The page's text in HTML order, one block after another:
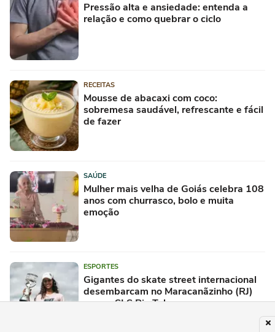
Pressão alta e ansiedade: entenda a
relação e como quebrar o ciclo
RECEITAS
Mousse de abacaxi com coco:
sobremesa saudável, refrescante e fácil
de fazer
SAÚDE
Mulher mais velha de Goiás celebra 108
anos com churrasco, bolo e muita
emoção
ESPORTES
Gigantes do skate street internacional
desembarcam no Maracanãzinho (RJ)
para o SLS Rio Takeover